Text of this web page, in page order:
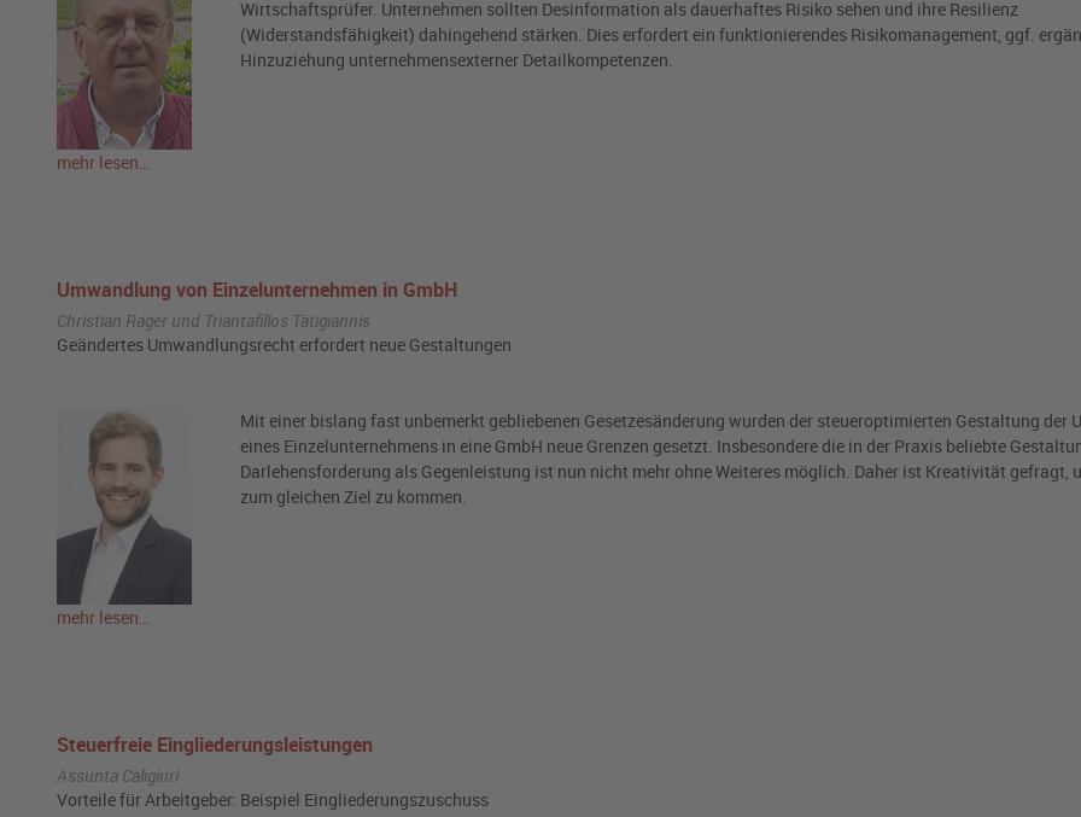
Wirtschaftsprüfer. Unternehmen sollten Desinformation als dauerhaftes Risiko sehen und ihre Resilienz
(Widerstandsfähigkeit) dahingehend stärken. Dies erfordert ein funktionierendes Risikomanagement, ggf.
Hinzuziehung unternehmensexterner Detailkompetenzen.
mehr lesen…
Umwandlung von Einzelunternehmen in GmbH
Christian Rager und Triantafillos Tatigiannis
Geändertes Umwandlungsrecht erfordert neue Gestaltungen
Mit einer bislang fast unbemerkt gebliebenen Gesetzesänderung wurden der steueroptimierten Gestaltung der
eines Einzelunternehmens in eine GmbH neue Grenzen gesetzt. Insbesondere die in der Praxis beliebte
Darlehensforderung als Gegenleistung ist nun nicht mehr ohne Weiteres möglich. Daher ist Kreativität gefragt,
zum gleichen Ziel zu kommen.
mehr lesen…
Steuerfreie Eingliederungsleistungen
Assunta Caligiuri
Vorteile für Arbeitgeber: Beispiel Eingliederungszuschuss